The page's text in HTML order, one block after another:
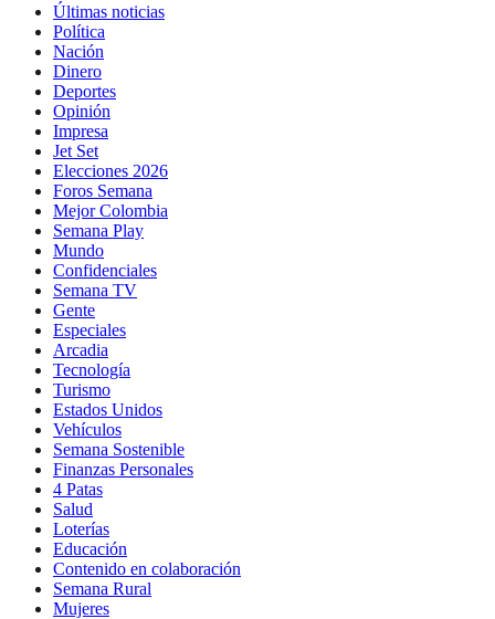
Últimas noticias
Política
Nación
Dinero
Deportes
Opinión
Impresa
Jet Set
Elecciones 2026
Foros Semana
Mejor Colombia
Semana Play
Mundo
Confidenciales
Semana TV
Gente
Especiales
Arcadia
Tecnología
Turismo
Estados Unidos
Vehículos
Semana Sostenible
Finanzas Personales
4 Patas
Salud
Loterías
Educación
Contenido en colaboración
Semana Rural
Mujeres